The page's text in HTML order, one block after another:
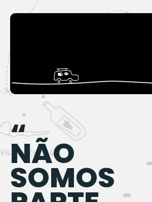
“
NÃO
SOMOS